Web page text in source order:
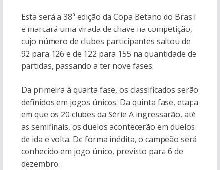
Esta será a 38ª edição da Copa Betano do Brasil
e marcará uma virada de chave na competição,
cujo número de clubes participantes saltou de
92 para 126 e de 122 para 155 na quantidade de
partidas, passando a ter nove fases.
Da primeira à quarta fase, os classificados serão
definidos em jogos únicos. Da quinta fase, etapa
em que os 20 clubes da Série A ingressarão, até
as semifinais, os duelos acontecerão em duelos
de ida e volta. De forma inédita, o campeão será
conhecido em jogo único, previsto para 6 de
dezembro.